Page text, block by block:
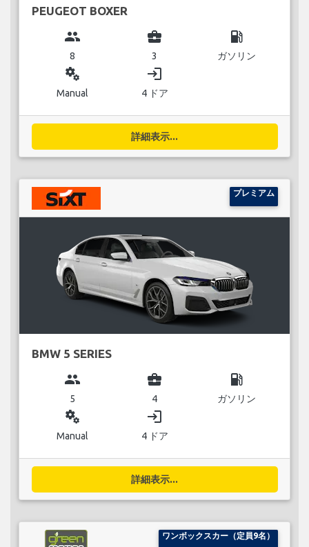
PEUGEOT BOXER
group
8
business_center
3
local_gas_station
ガソリン
miscellaneous_services
Manual
login
4 ドア
詳細表示...
プレミアム
BMW 5 SERIES
group
5
business_center
4
local_gas_station
ガソリン
miscellaneous_services
Manual
login
4 ドア
詳細表示...
ワンボックスカー（定員9名）